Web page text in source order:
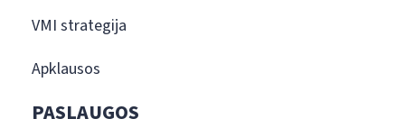
VMI strategija
Apklausos
PASLAUGOS